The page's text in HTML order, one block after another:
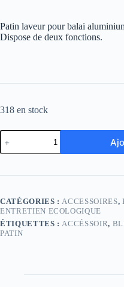
Patin laveur pour balai
Dispose de deux fonctions.
318 en stock
quantité
de
Patin
Balai
40cm
CATÉGORIES :ACCESSOIRES,
ENTRETIEN ECOLOGIQUE
ÉTIQUETTES :ACCÉSSOIR,
PATIN